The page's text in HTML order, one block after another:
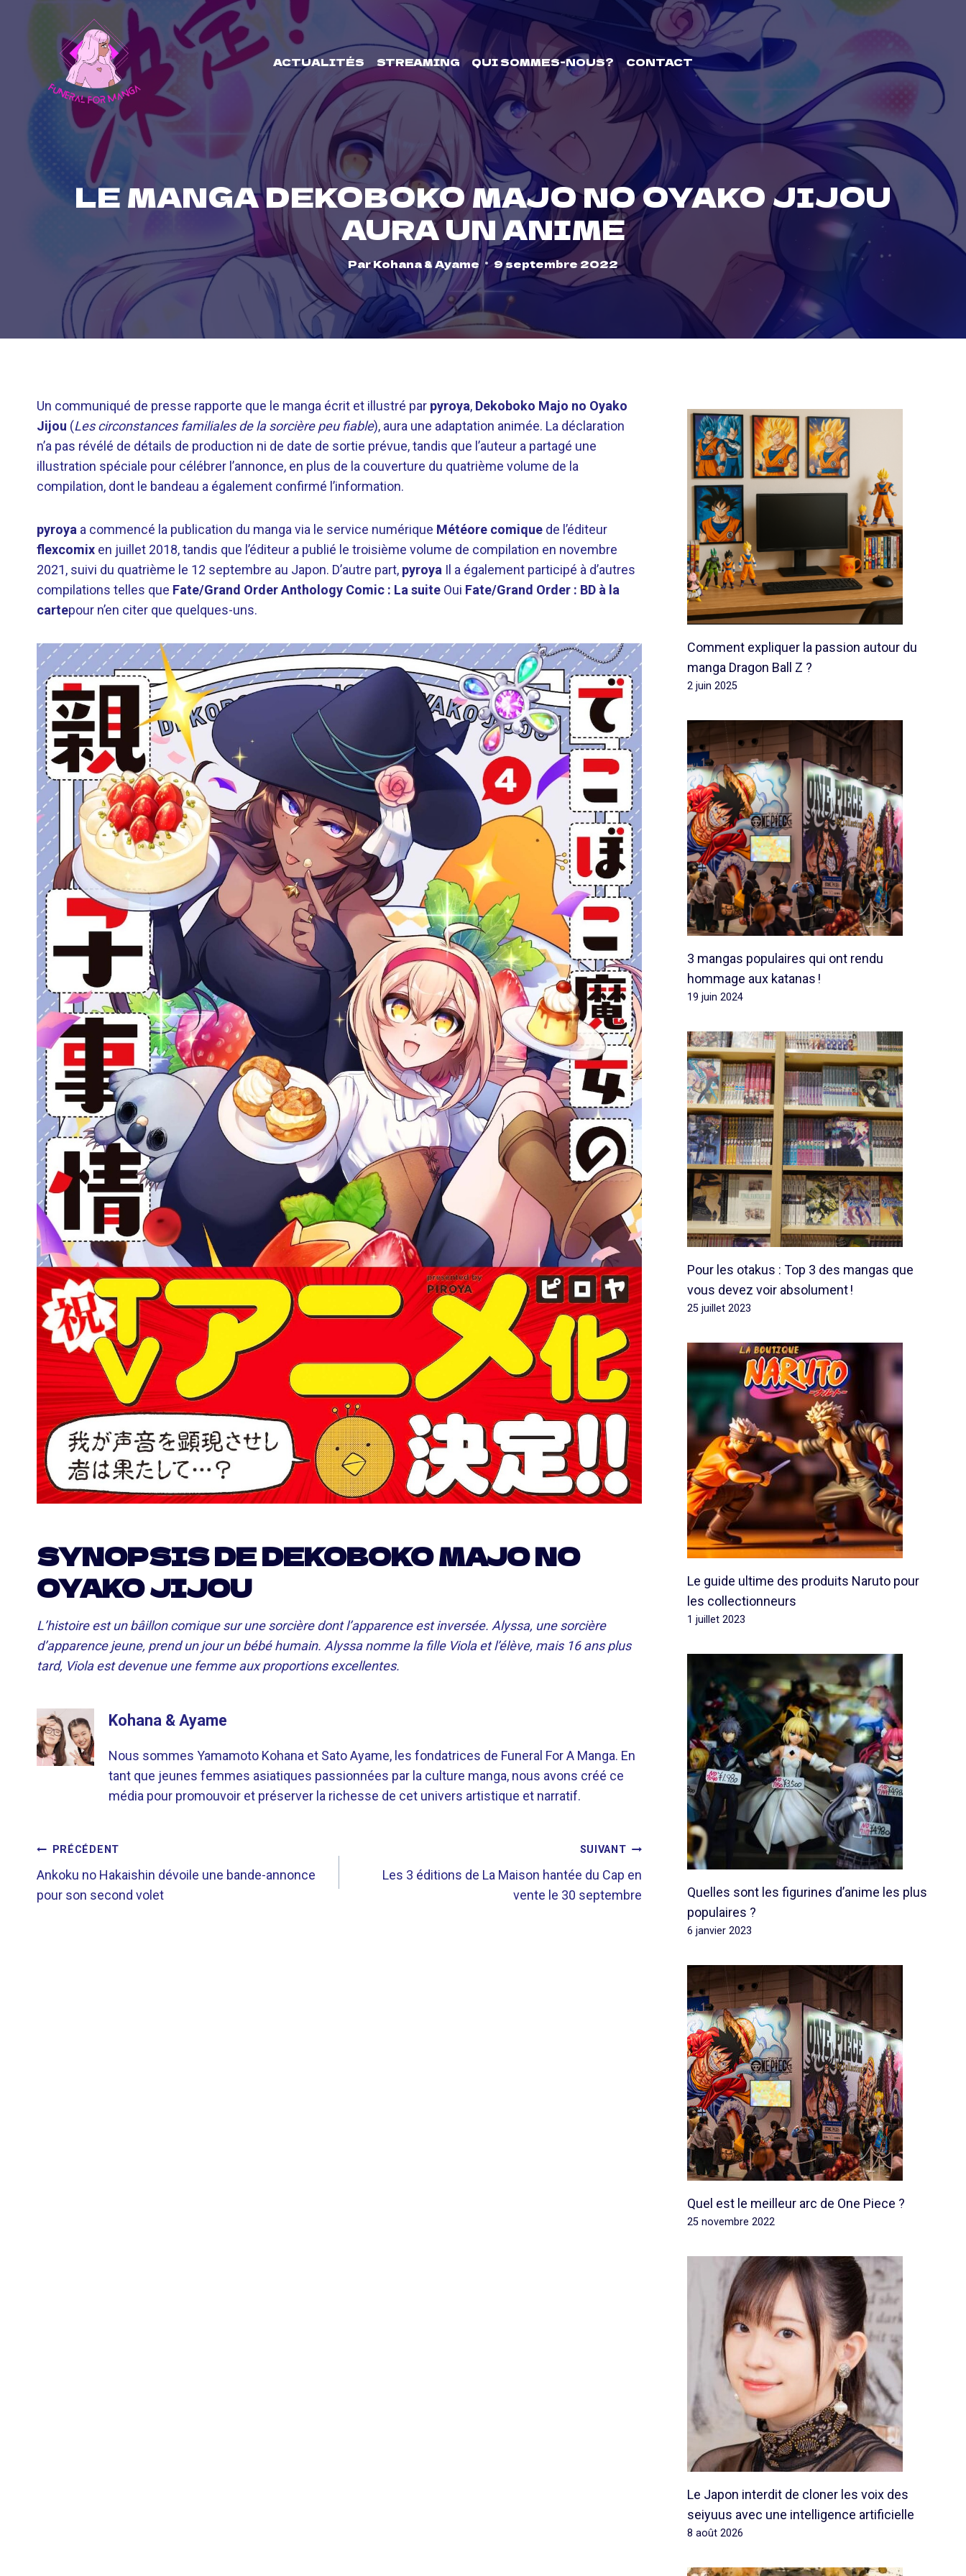
ACTUALITÉS STREAMING QUI SOMMES-NOUS? CONTACT
LE MANGA DEKOBOKO MAJO NO OYAKO JIJOU
AURA UN ANIME
ParKohana & Ayame 9 septembre 2022
Un communiqué de presse rapporte que le manga écrit et illustré par pyroya, Dekoboko Majo no Oyako
Jijou (Les circonstances familiales de la sorcière peu fiable), aura une adaptation animée. La déclaration
n’a pas révélé de détails de production ni de date de sortie prévue, tandis que l’auteur a partagé une
illustration spéciale pour célébrer l’annonce, en plus de la couverture du quatrième volume de la
compilation, dont le bandeau a également confirmé l’information.
pyroya a commencé la publication du manga via le service numérique Météore comique de l’éditeur
flexcomix en juillet 2018, tandis que l’éditeur a publié le troisième volume de compilation en novembre
2021, suivi du quatrième le 12 septembre au Japon. D’autre part, pyroya Il a également participé à d’autres
compilations telles que Fate/Grand Order Anthology Comic : La suite Oui Fate/Grand Order : BD à la
cartepour n’en citer que quelques-uns.
SYNOPSIS DE DEKOBOKO MAJO NO
OYAKO JIJOU
L’histoire est un bâillon comique sur une sorcière dont l’apparence est inversée. Alyssa, une sorcière
d’apparence jeune, prend un jour un bébé humain. Alyssa nomme la fille Viola et l’élève, mais 16 ans plus
tard, Viola est devenue une femme aux proportions excellentes.
Kohana & Ayame
Nous sommes Yamamoto Kohana et Sato Ayame, les fondatrices de Funeral For A Manga. En
tant que jeunes femmes asiatiques passionnées par la culture manga, nous avons créé ce
média pour promouvoir et préserver la richesse de cet univers artistique et narratif.
NAVIGATION
DE
PRÉCÉDENT
Ankoku no Hakaishin dévoile une bande-annonce
pour son second volet
SUIVANT
Les 3 éditions de La Maison hantée du Cap en
vente le 30 septembre
Comment expliquer la passion autour du
manga Dragon Ball Z ?
2 juin 2025
3 mangas populaires qui ont rendu
hommage aux katanas !
19 juin 2024
Pour les otakus : Top 3 des mangas que
vous devez voir absolument !
25 juillet 2023
Le guide ultime des produits Naruto pour
les collectionneurs
1 juillet 2023
Quelles sont les figurines d’anime les plus
populaires ?
6 janvier 2023
Quel est le meilleur arc de One Piece ?
25 novembre 2022
Le Japon interdit de cloner les voix des
seiyuus avec une intelligence artificielle
8 août 2026